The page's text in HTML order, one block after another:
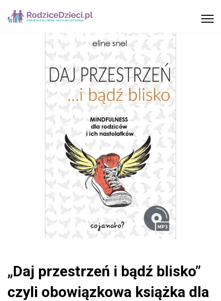
„Daj przestrzeń i bądź blisko”
czyli obowiązkowa książka dla